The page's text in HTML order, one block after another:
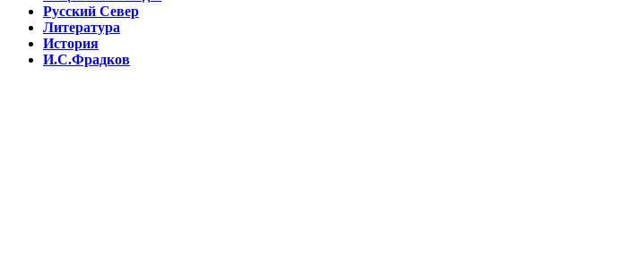
Русский Север
Литература
История
И.С.Фрадков